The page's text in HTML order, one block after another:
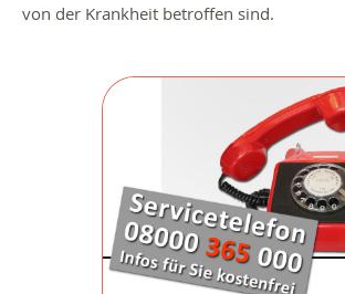
von der Krankheit betroffen sind.